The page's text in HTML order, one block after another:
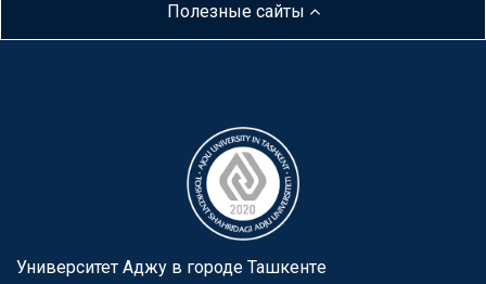
Полезные сайты
Университет Аджу в городе Ташкентe